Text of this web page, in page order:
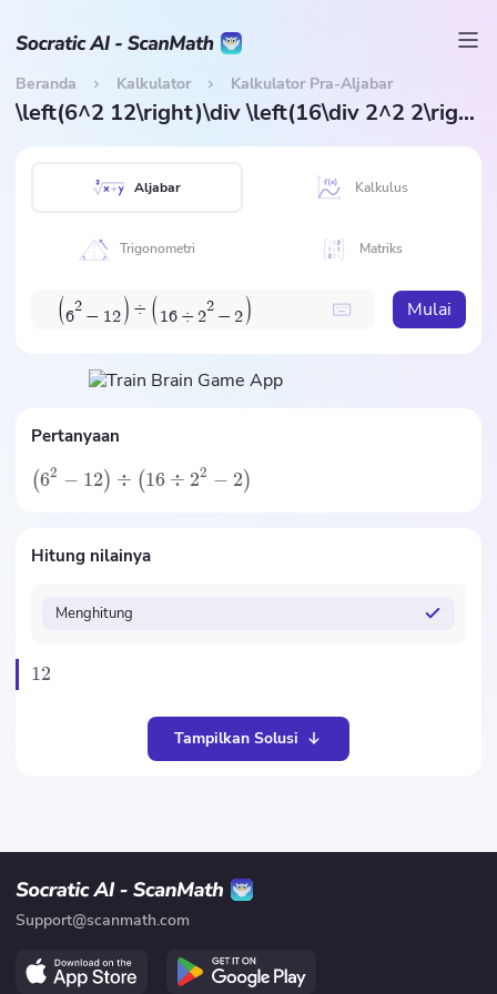
Beranda Kalkulator Kalkulator Pra-Aljabar
\left(6^2 12\right)\div \left(16\div 2^2 2\right)
Aljabar Kalkulus
Trigonometri Matriks
(6
2
− 1 2 ) ÷ ( 16 ÷ 2
2
− 2) Mulai
Pertanyaan
(62 − 12) ÷ (16 ÷ 22 − 2)
Hitung nilainya
Menghitung
12
Tampilkan Solusi
Support@scanmath.com